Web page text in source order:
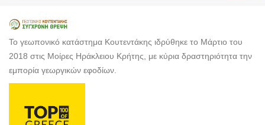
Το γεωπονικό κατάστημα Κουτεντάκης ιδρύθηκε το Μάρτιο του
2018 στις Μοίρες Ηράκλειου Κρήτης, με κύρια δραστηριότητα την
εμπορία γεωργικών εφοδίων.